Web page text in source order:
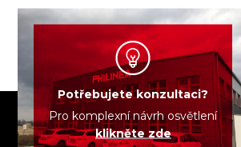
Potřebujete konzultaci?
Pro komplexní návrh osvětlení
klikněte zde